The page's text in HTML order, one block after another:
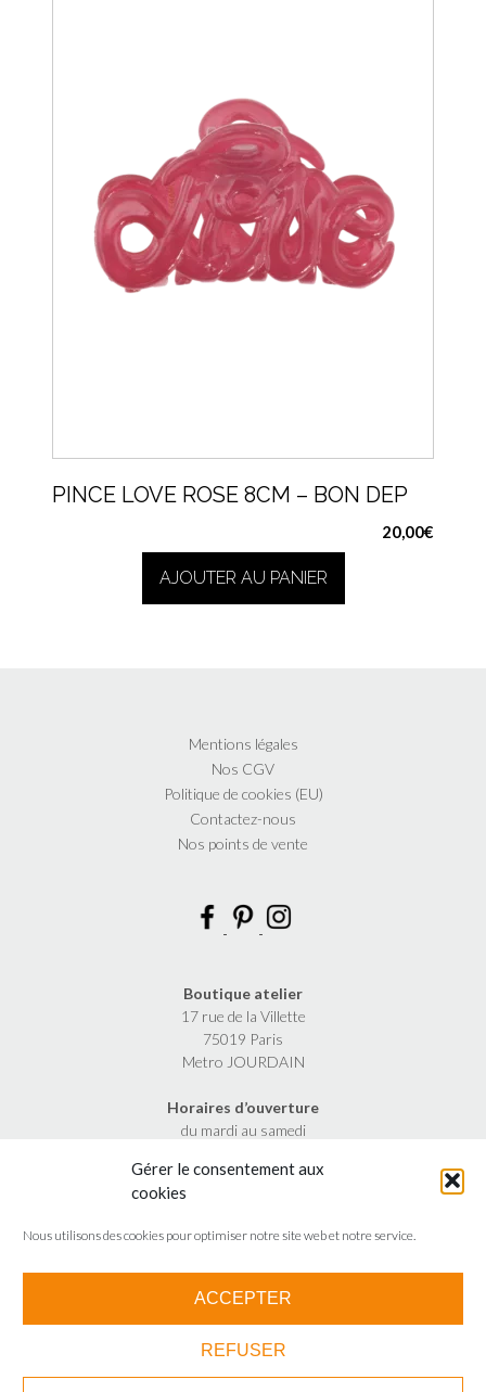
Gérer le consentement aux
cookies
Nous utilisons des cookies pour optimiser notre site web et notre service.
ACCEPTER
REFUSER
PINCE LOVE ROSE 8CM – BON DEP
20,00€
AJOUTER AU PANIER
Mentions légales
Nos CGV
Politique de cookies (EU)
Contactez-nous
Nos points de vente
Boutique atelier
17 rue de la Villette
75019 Paris
Metro JOURDAIN
Horaires d’ouverture
du mardi au samedi
Theme byOut the Box